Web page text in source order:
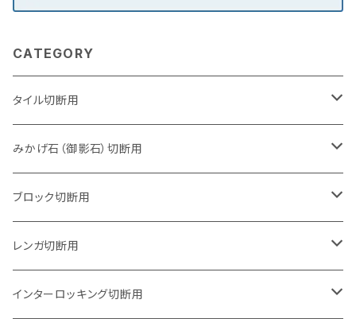
CATEGORY
タイル切断用
105mm（4インチ）
125mm（5インチ）
グラインダー取付用
石井超硬電動切断機 取付用
みかげ石（御影石）切断用
105mm（4インチ）
セグメントタイプ
セグメントタイプ（ビス穴付き
125mm（5インチ）
セグメントタイプ
150mm（6インチ）
ブロック切断用
105mm（4インチ）
セグメントタイプ
125mm（5インチ）
レンガ切断用
105mm（4インチ）
インターロッキング切断用